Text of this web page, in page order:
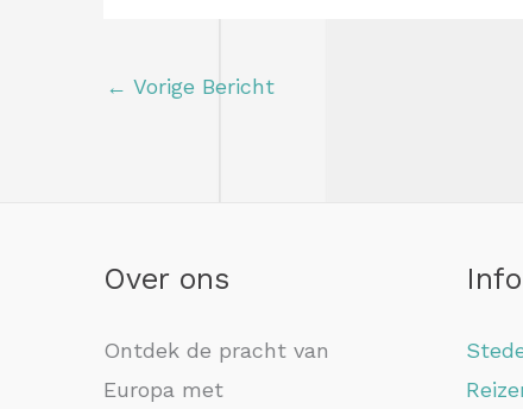
← Vorige Bericht
Over ons
Ontdek de pracht van
Europa met